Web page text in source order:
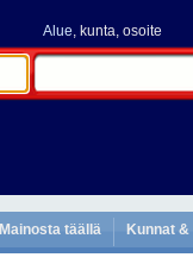
Alue, kunta, osoite
Mainosta täällä Kunnat